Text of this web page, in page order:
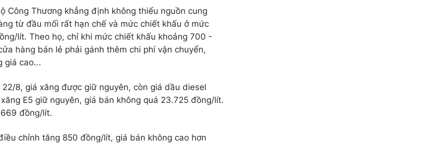
Công Thương khẳng định không thiếu nguồn cung
từ đầu mối rất hạn chế và mức chiết khấu ở mức
lít. Theo họ, chỉ khi mức chiết khấu khoảng 700 -
hàng bán lẻ phải gánh thêm chi phí vận chuyển,
giá cao...
8, giá xăng được giữ nguyên, còn giá dầu diesel
E5 giữ nguyên, giá bán không quá 23.725 đồng/lít.
đồng/lít.
chỉnh tăng 850 đồng/lít, giá bán không cao hơn